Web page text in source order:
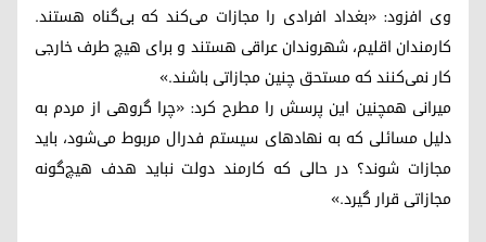
وی افزود: «بغداد افرادی را مجازات می‌کند که بی‌گناه هستند.
کارمندان اقلیم، شهروندان عراقی هستند و برای هیچ طرف خارجی
کار نمی‌کنند که مستحق چنین مجازاتی باشند.»
میرانی همچنین این پرسش را مطرح کرد: «چرا گروهی از مردم به
دلیل مسائلی که به نهادهای سیستم فدرال مربوط می‌شود، باید
مجازات شوند؟ در حالی که کارمند دولت نباید هدف هیچ‌گونه
مجازاتی قرار گیرد.»